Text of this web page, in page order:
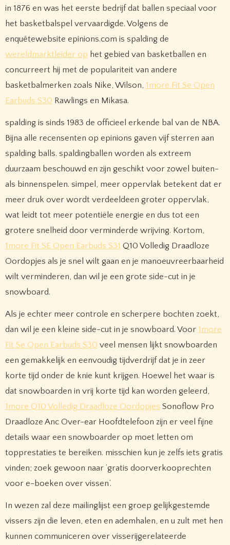
in 1876 en was het eerste bedrijf dat ballen speciaal voor
het basketbalspel vervaardigde. Volgens de
enquêtewebsite epinions.com is spalding de
wereldmarktleider op het gebied van basketballen en
concurreert hij met de populariteit van andere
basketbalmerken zoals Nike, Wilson, 1more Fit Se Open
Earbuds S30 Rawlings en Mikasa.
spalding is sinds 1983 de officieel erkende bal van de NBA.
Bijna alle recensenten op epinions gaven vijf sterren aan
spalding balls. spaldingballen worden als extreem
duurzaam beschouwd en zijn geschikt voor zowel buiten-
als binnenspelen. simpel, meer oppervlak betekent dat er
meer druk over wordt verdeeldeen groter oppervlak,
wat leidt tot meer potentiële energie en dus tot een
grotere snelheid door verminderde wrijving. Kortom,
1more Fit SE Open Earbuds S31 Q10 Volledig Draadloze
Oordopjes als je snel wilt gaan en je manoeuvreerbaarheid
wilt verminderen, dan wil je een grote side-cut in je
snowboard.
Als je echter meer controle en scherpere bochten zoekt,
dan wil je een kleine side-cut in je snowboard. Voor 1more
Fit Se Open Earbuds S30 veel mensen lijkt snowboarden
een gemakkelijk en eenvoudig tijdverdrijf dat je in zeer
korte tijd onder de knie kunt krijgen. Hoewel het waar is
dat snowboarden in vrij korte tijd kan worden geleerd,
1more Q10 Volledig Draadloze Oordopjes Sonoflow Pro
Draadloze Anc Over-ear Hoofdtelefoon zijn er veel fijne
details waar een snowboarder op moet letten om
topprestaties te bereiken. misschien kun je zelfs iets gratis
vinden; zoek gewoon naar ‘gratis doorverkooprechten
voor e-boeken over vissen’.
In wezen zal deze mailinglijst een groep gelijkgestemde
vissers zijn die leven, eten en ademhalen, en u zult met hen
kunnen communiceren over visserijgerelateerde